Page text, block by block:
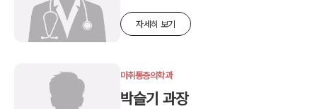
자세히 보기
마취통증의학과
박슬기 과장